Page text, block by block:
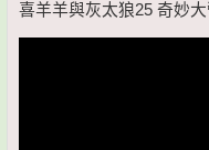
喜羊羊與灰太狼25 奇妙